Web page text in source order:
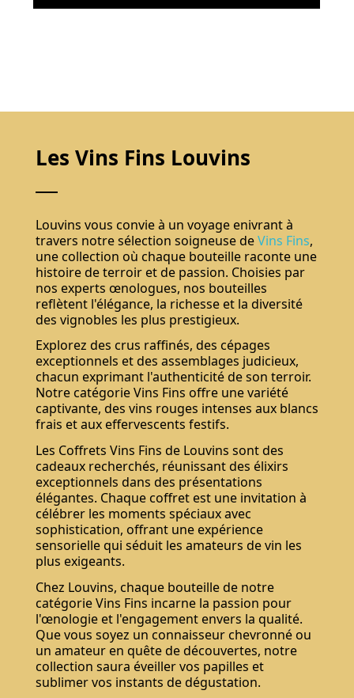
Les Vins Fins Louvins
Louvins vous convie à un voyage enivrant à
travers notre sélection soigneuse deVins Fins,
une collection où chaque bouteille raconte une
histoire de terroir et de passion. Choisies par
nos experts œnologues, nos bouteilles
reflètent l'élégance, la richesse et la diversité
des vignobles les plus prestigieux.
Explorez des crus raffinés, des cépages
exceptionnels et des assemblages judicieux,
chacun exprimant l'authenticité de son terroir.
Notre catégorie Vins Fins offre une variété
captivante, des vins rouges intenses aux blancs
frais et aux effervescents festifs.
Les Coffrets Vins Fins de Louvins sont des
cadeaux recherchés, réunissant des élixirs
exceptionnels dans des présentations
élégantes. Chaque coffret est une invitation à
célébrer les moments spéciaux avec
sophistication, offrant une expérience
sensorielle qui séduit les amateurs de vin les
plus exigeants.
Chez Louvins, chaque bouteille de notre
catégorie Vins Fins incarne la passion pour
l'œnologie et l'engagement envers la qualité.
Que vous soyez un connaisseur chevronné ou
un amateur en quête de découvertes, notre
collection saura éveiller vos papilles et
sublimer vos instants de dégustation.